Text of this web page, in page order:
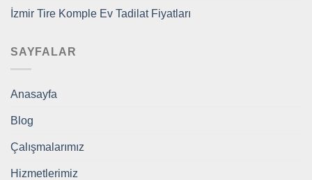
İzmir Tire Komple Ev Tadilat Fiyatları
SAYFALAR
Anasayfa
Blog
Çalışmalarımız
Hizmetlerimiz